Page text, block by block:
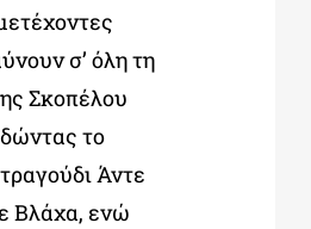
σ’ όλη τη
Σκοπέλου
το
Άντε
Βλάχα, ενώ